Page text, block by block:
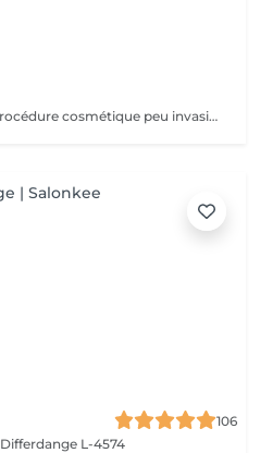
Le microneedling est une procédure cosmétique peu invasive qui utilise de fines aiguilles pour percer légèrement la peau, stimulant ainsi la production de collagène et d'élastine. Elle améliore l'apparence des cicatrices d'acné, rides, pores dilatés et texture irrégulière. Réalisée avec un dermaroller ou dermapen, elle est rapide à récupérer, souvent associée à des sérums pour de meilleurs résultats.
106
Differdange L-4574